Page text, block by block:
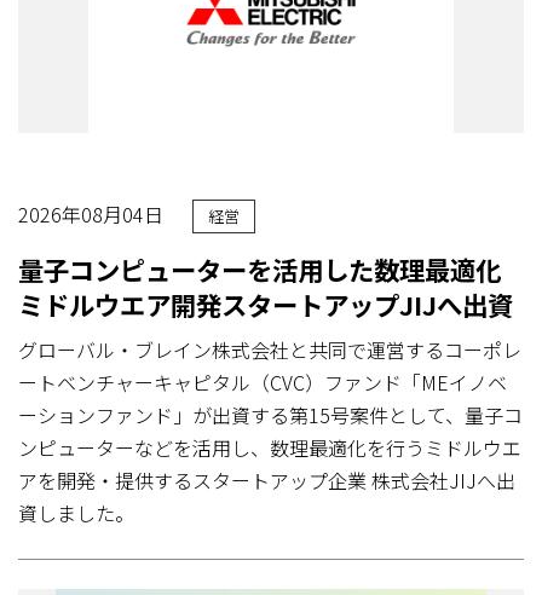
2026年08月04日 経営
量子コンピューターを活用した数理最適化
ミドルウエア開発スタートアップJIJへ出資
グローバル・ブレイン株式会社と共同で運営するコーポレ
ートベンチャーキャピタル（CVC）ファンド「MEイノベ
ーションファンド」が出資する第15号案件として、量子コ
ンピューターなどを活用し、数理最適化を行うミドルウエ
アを開発・提供するスタートアップ企業 株式会社JIJへ出
資しました。